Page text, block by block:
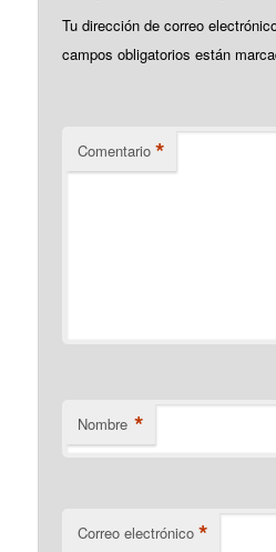
Tu dirección de correo
campos obligatorios están
Comentario *
Nombre *
Correo electrónico *